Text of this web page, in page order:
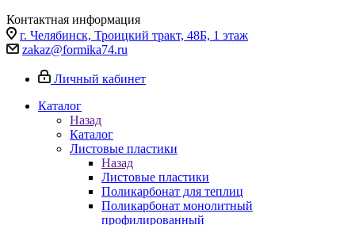
Контактная информация
г. Челябинск, Троицкий тракт, 48Б, 1 этаж
zakaz@formika74.ru
Личный кабинет
Каталог
Назад
Каталог
Листовые пластики
Назад
Листовые пластики
Поликарбонат для теплиц
Поликарбонат монолитный
профилированный